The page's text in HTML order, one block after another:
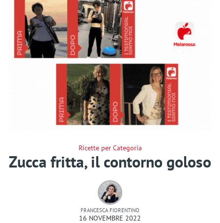
Ricette per Categoria
Zucca fritta, il contorno goloso
FRANCESCA FIORENTINO
16 NOVEMBRE 2022